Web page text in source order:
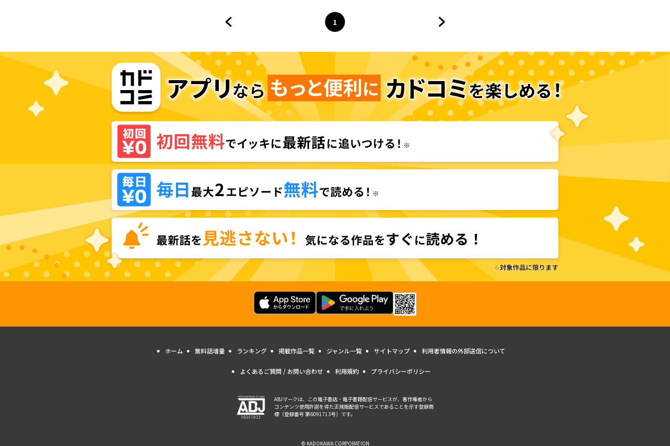
ページ
1
へ
ホーム 無料話増量 ランキング 掲載作品一覧 ジャンル一覧 サイトマップ 利用者情報の外部送信について
よくあるご質問 / お問い合わせ 利用規約 プライバシーポリシー
ABJマークは、この電子書店・電子書籍配信サービスが、著作権者から
コンテンツ使用許諾を得た正規版配信サービスであることを示す登録商
標（登録番号 第6091713号）です。
© KADOKAWA CORPORATION